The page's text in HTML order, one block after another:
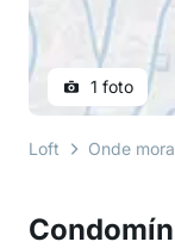
1 foto
Loft Onde